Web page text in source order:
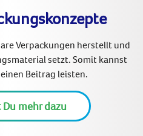
Verpackungen herstellt und
setzt. Somit kannst
Beitrag leisten.
mehr dazu